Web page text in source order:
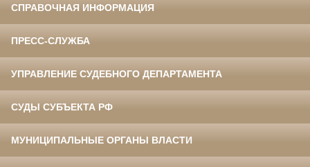
СПРАВОЧНАЯ ИНФОРМАЦИЯ
ПРЕСС-СЛУЖБА
УПРАВЛЕНИЕ СУДЕБНОГО ДЕПАРТАМЕНТА
СУДЫ СУБЪЕКТА РФ
МУНИЦИПАЛЬНЫЕ ОРГАНЫ ВЛАСТИ